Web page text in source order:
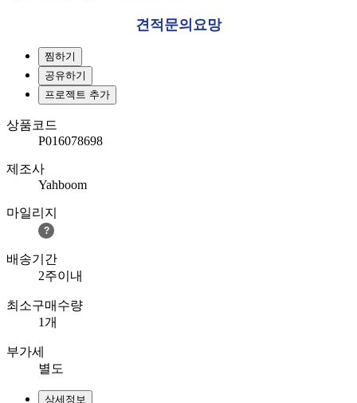
견적문의요망
찜하기
공유하기
프로젝트 추가
상품코드
P016078698
제조사
Yahboom
마일리지
?
배송기간
2주이내
최소구매수량
1개
부가세
별도
상세정보